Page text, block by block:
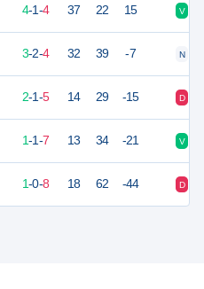
4-1-4 37 22 15 V
3-2-4 32 39 -7 N
2-1-5 14 29 -15 D
1-1-7 13 34 -21 V
1-0-8 18 62 -44 D